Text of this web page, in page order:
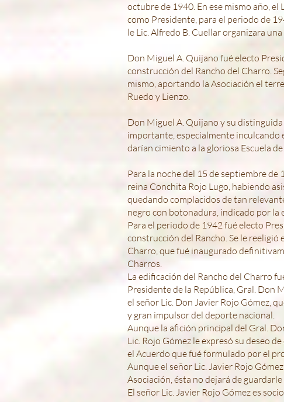
octubre de 1940. En ese mismo año,
como Presidente, para el periodo de
le Lic. Alfredo B. Cuellar organizara
Don Miguel A. Quijano fué electo
construcción del Rancho del Charro.
mismo, aportando la Asociación el
Ruedo y Lienzo.
Don Miguel A. Quijano y su
importante, especialmente inculcando
darían cimiento a la gloriosa Escuela
Para la noche del 15 de septiembre
reina Conchita Rojo Lugo, habiendo
quedando complacidos de tan
negro con botonadura, indicado por la
Para el periodo de 1942 fué electo
construcción del Rancho. Se le
Charro, que fué inaugurado
Charros.
La edificación del Rancho del Charro
Presidente de la República, Gral. Don
el señor Lic. Don Javier Rojo Gómez,
y gran impulsor del deporte nacional.
Aunque la afición principal del Gral.
Lic. Rojo Gómez le expresó su deseo
el Acuerdo que fué formulado por el
Aunque el señor Lic. Javier Rojo
Asociación, ésta no dejará de
El señor Lic. Javier Rojo Gómez es